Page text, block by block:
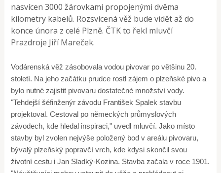
nasvícen 3000 žárovkami propojenými dvěma
kilometry kabelů. Rozsvícená věž bude vidět až do
konce února z celé Plzně. ČTK to řekl mluvčí
Prazdroje Jiří Mareček.
Vodárenská věž zásobovala vodou pivovar po většinu 20.
století. Na jeho začátku prudce rostl zájem o plzeňské pivo a
bylo nutné zajistit pivovaru dostatečné množství vody.
"Tehdejší šéfinženýr závodu František Spalek stavbu
projektoval. Cestoval po německých průmyslových
závodech, kde hledal inspiraci," uvedl mluvčí. Jako místo
stavby byl zvolen nejvýše položený bod v areálu pivovaru,
bývalý plzeňský popravčí vrch, kde kdysi skončil svou
životní cestu i Jan Sladký-Kozina. Stavba začala v roce 1901.